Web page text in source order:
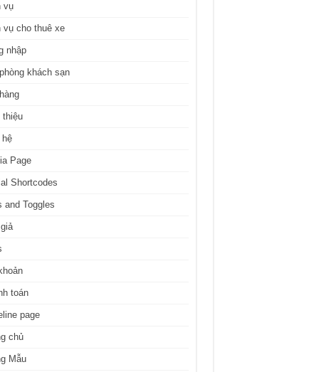
vụ
vụ cho thuê xe
nhập
khách sạn
Page
Shortcodes
and Toggles
toán
page
chủ
Mẫu